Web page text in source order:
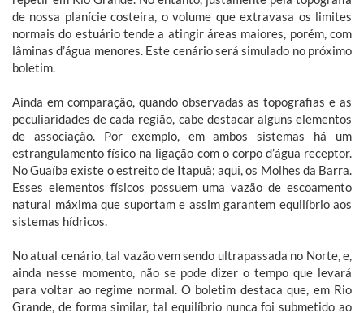
de nossa planície costeira, o volume que extravasa os limites
normais do estuário tende a atingir áreas maiores, porém, com
lâminas d’água menores. Este cenário será simulado no próximo
boletim.
Ainda em comparação, quando observadas as topografias e as
peculiaridades de cada região, cabe destacar alguns elementos
de associação. Por exemplo, em ambos sistemas há um
estrangulamento físico na ligação com o corpo d’água receptor.
No Guaíba existe o estreito de Itapuã; aqui, os Molhes da Barra.
Esses elementos físicos possuem uma vazão de escoamento
natural máxima que suportam e assim garantem equilíbrio aos
sistemas hídricos.
No atual cenário, tal vazão vem sendo ultrapassada no Norte, e,
ainda nesse momento, não se pode dizer o tempo que levará
para voltar ao regime normal. O boletim destaca que, em Rio
Grande, de forma similar, tal equilíbrio nunca foi submetido ao